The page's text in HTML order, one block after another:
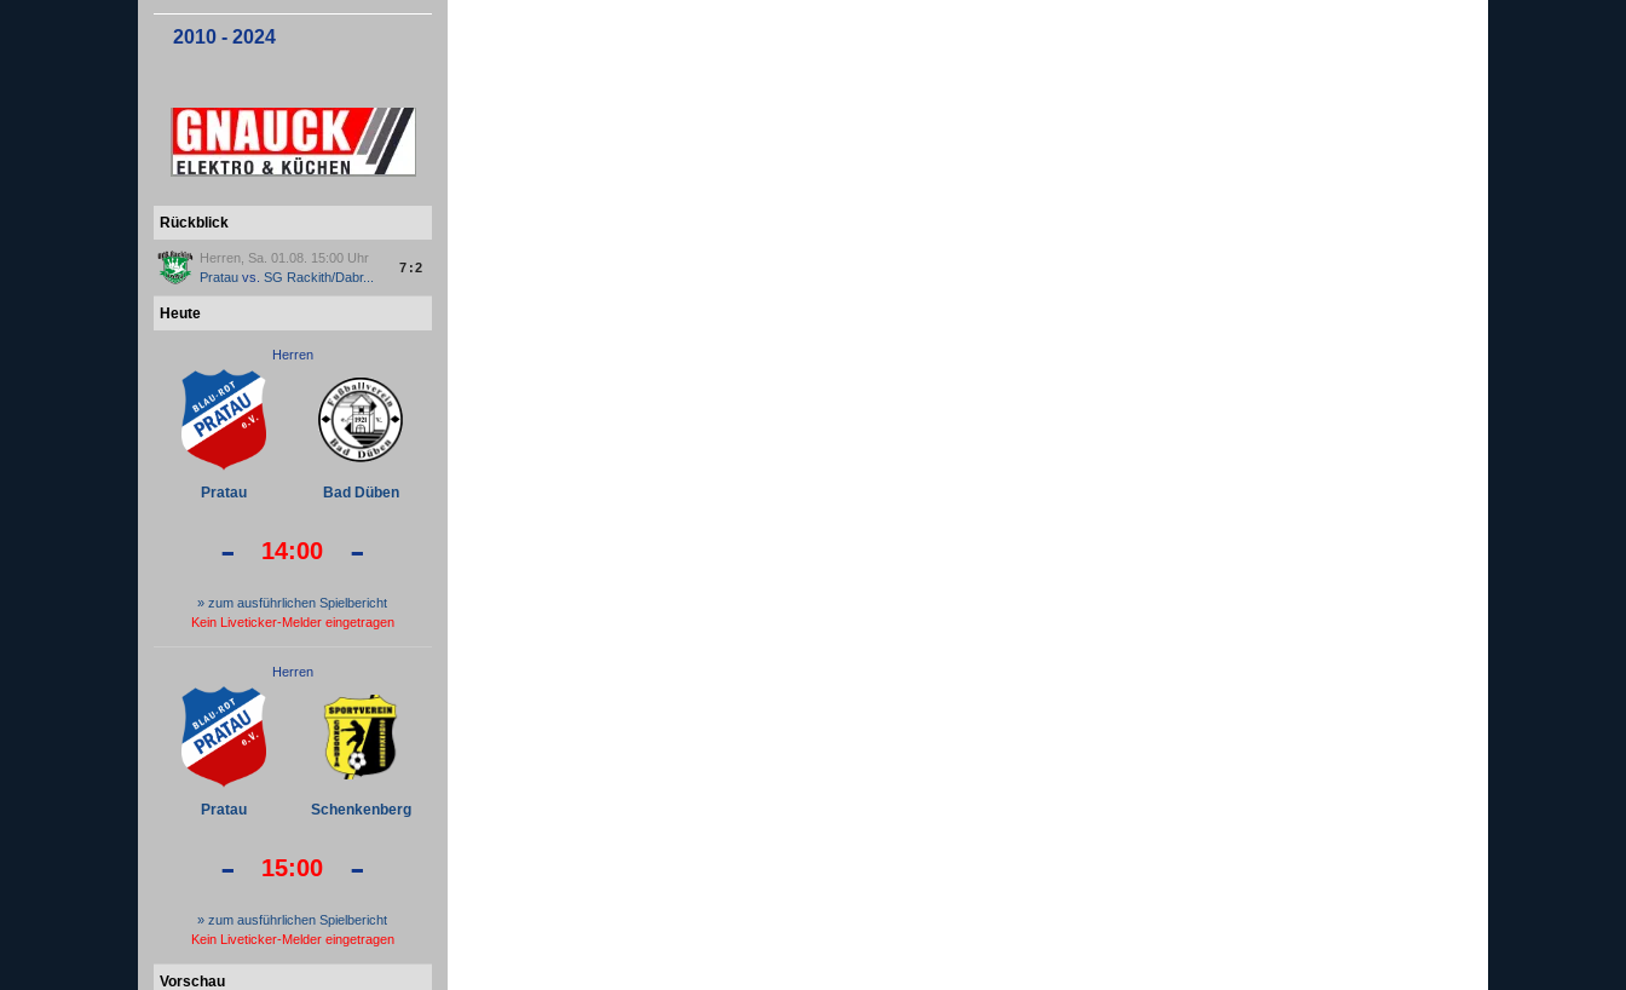
2010 - 2024
Rückblick
Herren, Sa. 01.08. 15:00 Uhr
Pratauvs. SG Rackith/Dabr...
7:2
Heute
Herren
Pratau Bad Düben
- 14:00 -
» zum ausführlichen Spielbericht
Kein Liveticker-Melder eingetragen
Herren
Pratau Schenkenberg
- 15:00 -
» zum ausführlichen Spielbericht
Kein Liveticker-Melder eingetragen
Vorschau